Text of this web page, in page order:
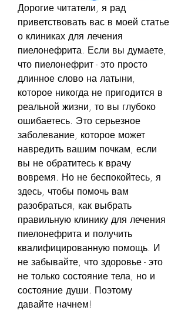
Дорогие читатели, я рад
приветствовать вас в моей статье
о клиниках для лечения
пиелонефрита. Если вы думаете,
что пиелонефрит - это просто
длинное слово на латыни,
которое никогда не пригодится в
реальной жизни, то вы глубоко
ошибаетесь. Это серьезное
заболевание, которое может
навредить вашим почкам, если
вы не обратитесь к врачу
вовремя. Но не беспокойтесь, я
здесь, чтобы помочь вам
разобраться, как выбрать
правильную клинику для лечения
пиелонефрита и получить
квалифицированную помощь. И
не забывайте, что здоровье - это
не только состояние тела, но и
состояние души. Поэтому
давайте начнем!